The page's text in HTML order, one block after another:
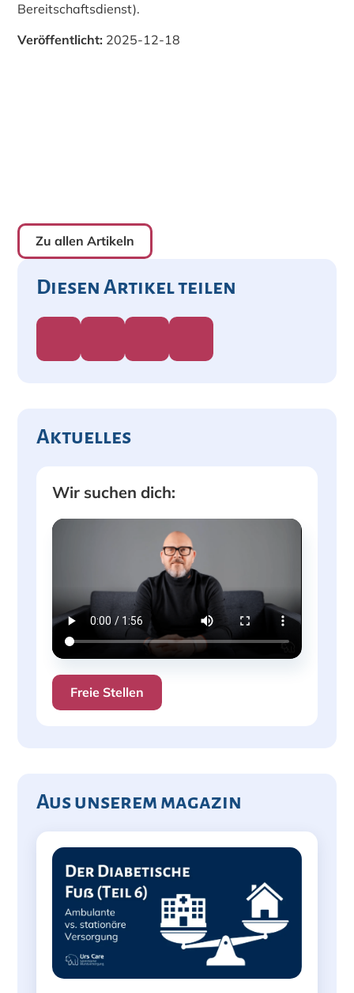
Bereitschaftsdienst).
Veröffentlicht: 2025-12-18
Zu allen Artikeln
Diesen Artikel teilen
Aktuelles
Wir suchen dich:
Freie Stellen
Aus unserem magazin